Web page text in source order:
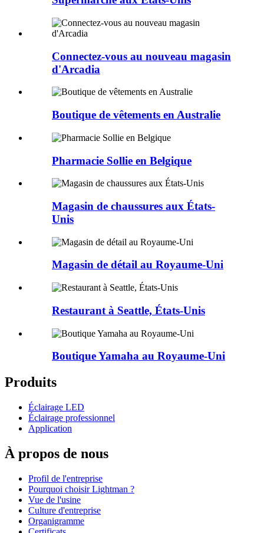
Connectez-vous au nouveau magasin
d'Arcadia
Boutique de vêtements en Australie
Pharmacie Sollie en Belgique
Magasin de chaussures aux États-
Unis
Magasin de détail au Royaume-Uni
Restaurant à Seattle, États-Unis
Boutique Yamaha au Royaume-Uni
Produits
Éclairage LED
Éclairage professionnel
Application
À propos de nous
Profil de l'entreprise
Pourquoi choisir Lightman ?
Vue de l'usine
Culture d'entreprise
Organigramme